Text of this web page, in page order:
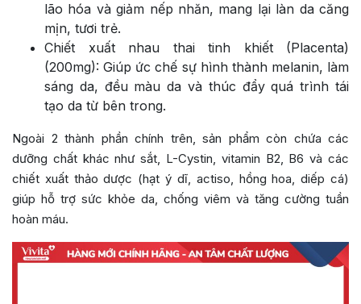
lão hóa và giảm nếp nhăn, mang lại làn da căng
mịn, tươi trẻ.
Chiết xuất nhau thai tinh khiết (Placenta)
(200mg): Giúp ức chế sự hình thành melanin, làm
sáng da, đều màu da và thúc đẩy quá trình tái
tạo da từ bên trong.
Ngoài 2 thành phần chính trên, sản phẩm còn chứa các
dưỡng chất khác như sắt, L-Cystin, vitamin B2, B6 và các
chiết xuất thảo dược (hạt ý dĩ, actiso, hồng hoa, diếp cá)
giúp hỗ trợ sức khỏe da, chống viêm và tăng cường tuần
hoàn máu.